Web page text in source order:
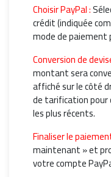
Choisir PayPal :
crédit (indiquée
mode de paiement
Conversion de
montant sera
affiché sur le côté
de tarification pour
les plus récents.
Finaliser le
maintenant » et
votre compte